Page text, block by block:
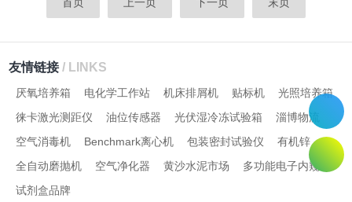
友情链接/ LINKS
厌氧培养箱 电化学工作站 机床排屑机 贴标机
光照培养箱
徕卡激光测距仪
油位传感器 光伏湿冷冻试验箱
淄博物流
空气消毒机
Benchmark离心机 包装密封试验仪
有机锌
全自动磨抛机
空气净化器 黄沙水泥市场
多功能电子内窥镜
试剂盒品牌